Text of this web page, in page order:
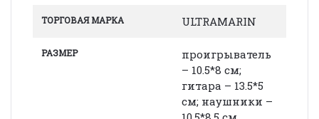
ТОРГОВАЯ МАРКА ULTRAMARIN
РАЗМЕР
проигрыватель
– 10.5*8 см;
гитара – 13.5*5
см; наушники –